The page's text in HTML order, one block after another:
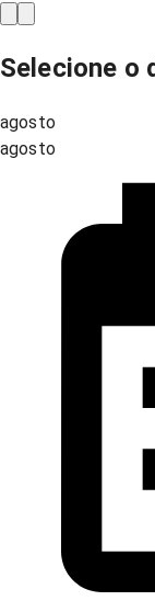
Selecione o
agosto
agosto